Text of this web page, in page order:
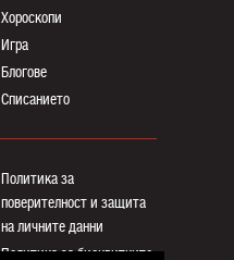
Хороскопи
Игра
Блогoве
Списанието
Политика за
поверителност и защита
на личните данни
Политика за бисквитките